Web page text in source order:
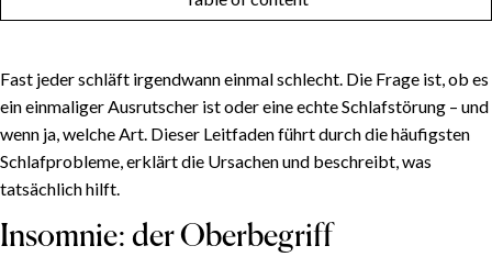
Fast jeder schläft irgendwann einmal schlecht. Die Frage ist, ob es
ein einmaliger Ausrutscher ist oder eine echte Schlafstörung – und
wenn ja, welche Art. Dieser Leitfaden führt durch die häufigsten
Schlafprobleme, erklärt die Ursachen und beschreibt, was
tatsächlich hilft.
Insomnie: der Oberbegriff